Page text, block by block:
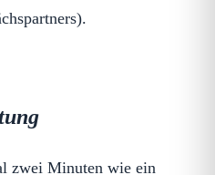
zwei Minuten wie ein